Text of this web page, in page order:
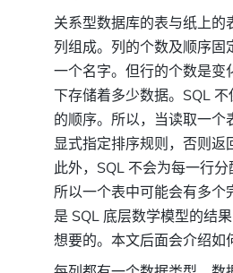
关系型数据库的表与纸上的
列组成。列的个数及顺序固
一个名字。但行的个数是变
下存储着多少数据。SQL
的顺序。所以，当读取一个
显式指定排序规则，否则返
此外，SQL 不会为每一行分
所以一个表中可能会有多个
是 SQL 底层数学模型的结
想要的。本文后面会介绍如